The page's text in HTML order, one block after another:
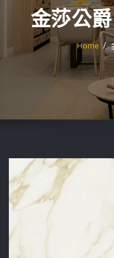
金莎公爵
Home